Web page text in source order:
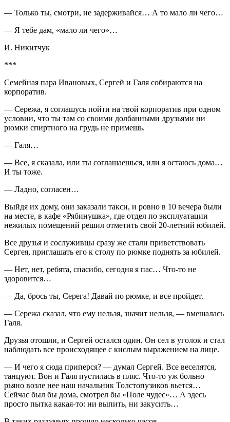
— Только ты, смотри, не задерживайся… А то мало ли чего…
— Я тебе дам, «мало ли чего»…
И. Никитчук
***
Семейная пара Ивановых, Сергей и Галя собираются на
корпоратив.
— Сережа, я соглашусь пойти на твой корпоратив при одном
условии, что ты там со своими долбанными друзьями ни
рюмки спиртного на грудь не примешь.
— Галя…
— Все, я сказала, или ты соглашаешься, или я остаюсь дома…
И ты тоже.
— Ладно, согласен…
Выйдя их дому, они заказали такси, и ровно в 10 вечера были
на месте, в кафе «Рябинушка», где отдел по эксплуатации
нежилых помещений решил отметить свой 20-летний юбилей.
Все друзья и сослуживцы сразу же стали приветствовать
Сергея, приглашать его к столу по рюмке поднять за юбилей.
— Нет, нет, ребята, спасибо, сегодня я пас… Что-то не
здоровится…
— Да, брось ты, Серега! Давай по рюмке, и все пройдет.
— Сережа сказал, что ему нельзя, значит нельзя, — вмешалась
Галя.
Друзья отошли, и Сергей остался один. Он сел в уголок и стал
наблюдать все происходящее с кислым выражением на лице.
— И чего я сюда приперся? — думал Сергей. Все веселятся,
танцуют. Вон и Галя пустилась в пляс. Что-то уж больно
рьяно возле нее наш начальник Толстопузиков вьется…
Сейчас был бы дома, смотрел бы «Поле чудес»… А здесь
просто пытка какая-то: ни выпить, ни закусить…